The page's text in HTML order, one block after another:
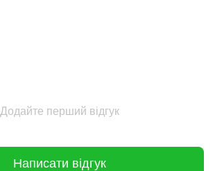
Додайте перший відгук
Написати відгук